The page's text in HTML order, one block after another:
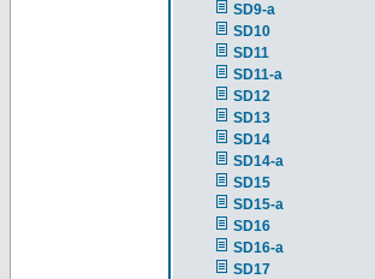
SD9-a
SD10
SD11
SD11-a
SD12
SD13
SD14
SD14-a
SD15
SD15-a
SD16
SD16-a
SD17